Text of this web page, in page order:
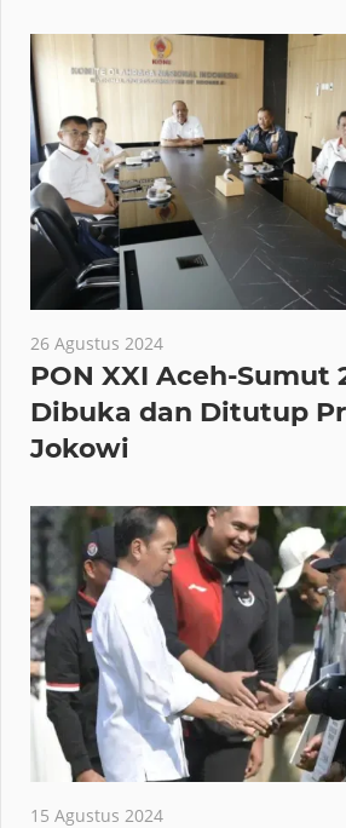
26 Agustus 2024
PON XXI Aceh-Sumut
Dibuka dan Ditutup
Jokowi
15 Agustus 2024